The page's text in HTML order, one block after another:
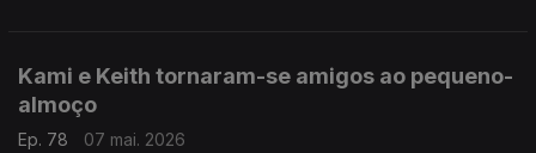
Kami e Keith tornaram-se amigos ao pequeno-
almoço
Ep. 78
07 mai. 2026